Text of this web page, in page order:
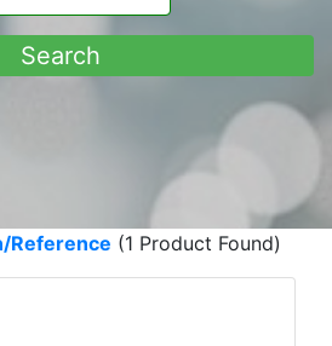
Reference (1 Product Found)